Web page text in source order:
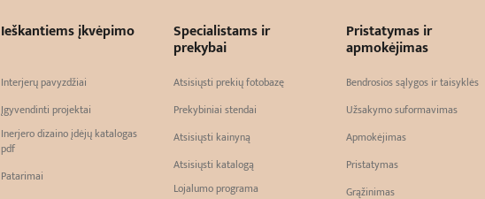
Ieškantiems įkvėpimo
Interjerų pavyzdžiai
Įgyvendinti projektai
Inerjero dizaino įdėjų katalogas
pdf
Patarimai
Specialistams ir
prekybai
Atsisiųsti prekių fotobazę
Prekybiniai stendai
Atsisiųsti kainyną
Atsisiųsti katalogą
Lojalumo programa
Pristatymas ir
apmokėjimas
Bendrosios sąlygos ir taisyklės
Užsakymo suformavimas
Apmokėjimas
Pristatymas
Grąžinimas